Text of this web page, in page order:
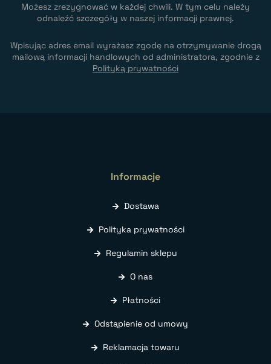
Możesz zrezygnować w każdej chwili. W tym celu należy
odnaleźć szczegóły w naszej informacji prawnej.
Wpisując adres email wyrażasz zgodę na otrzymywanie drogą
mailową informacji handlowych od administratora, zgodnie z
Polityką prywatności
Informacje
Dostawa
Polityka prywatności
Regulamin sklepu
O nas
Płatności
Odstąpienie od umowy
Reklamacja towaru